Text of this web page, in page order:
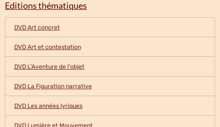
Editions thématiques
DVD Art concret
DVD Art et contestation
DVD L'Aventure de l'objet
DVD La Figuration narrative
DVD Les années lyriques
DVD Lumière et Mouvement